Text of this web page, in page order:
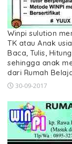
Winpi sulution
TK atau Anak
Baca, Tulis,
sehingga anak
dari Rumah
30-09-2017